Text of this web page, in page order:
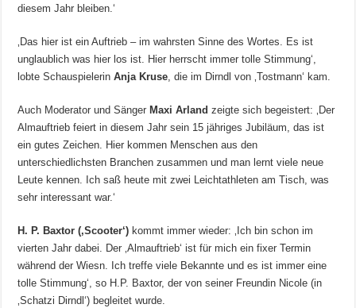
diesem Jahr bleiben.‘
‚Das hier ist ein Auftrieb – im wahrsten Sinne des Wortes. Es ist
unglaublich was hier los ist. Hier herrscht immer tolle Stimmung‘,
lobte SchauspielerinAnja Kruse, die im Dirndl von ‚Tostmann‘ kam.
Auch Moderator und Sänger Maxi Arland zeigte sich begeistert: ‚Der
Almauftrieb feiert in diesem Jahr sein 15 jähriges Jubiläum, das ist
ein gutes Zeichen. Hier kommen Menschen aus den
unterschiedlichsten Branchen zusammen und man lernt viele neue
Leute kennen. Ich saß heute mit zwei Leichtathleten am Tisch, was
sehr interessant war.‘
H. P. Baxtor (‚Scooter‘) kommt immer wieder: ‚Ich bin schon im
vierten Jahr dabei. Der ‚Almauftrieb‘ ist für mich ein fixer Termin
während der Wiesn. Ich treffe viele Bekannte und es ist immer eine
tolle Stimmung‘, so H.P. Baxtor, der von seiner Freundin Nicole (in
‚Schatzi Dirndl‘) begleitet wurde.